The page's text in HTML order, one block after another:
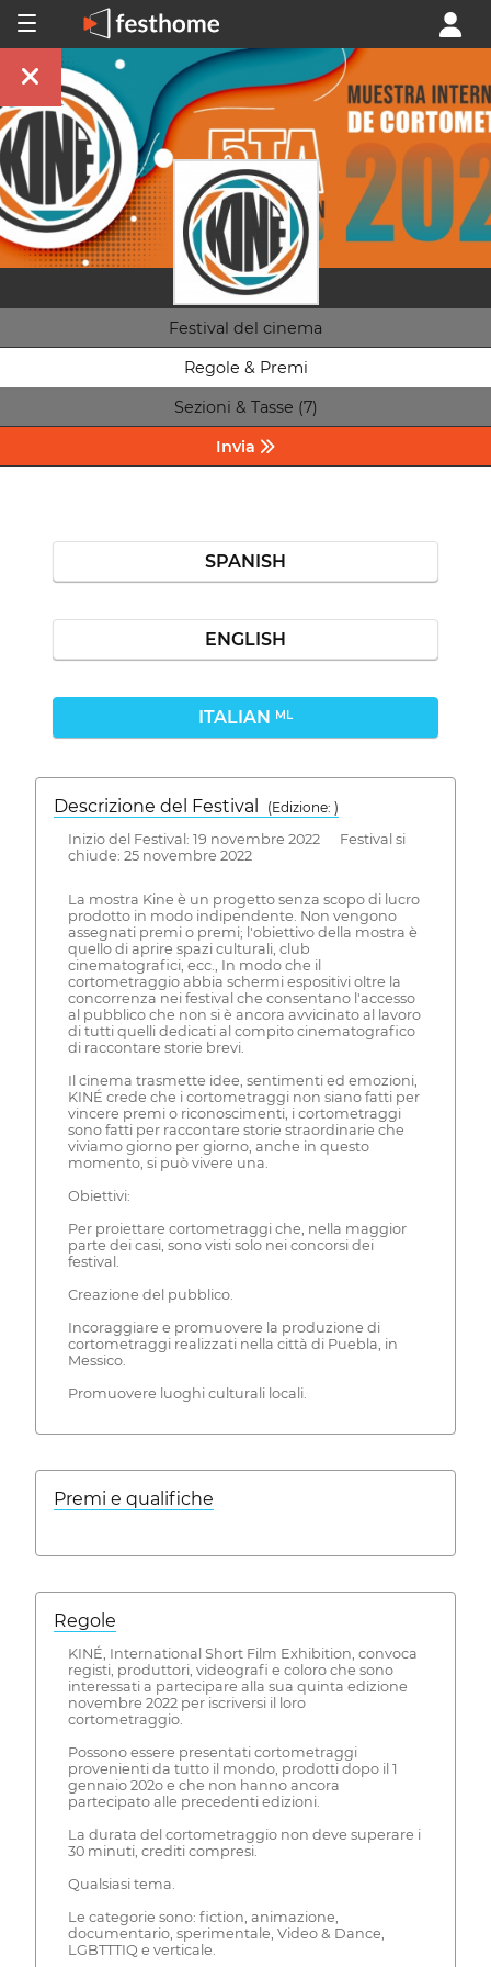
Festival del cinema
Regole & Premi
Sezioni & Tasse (7)
Invia
SPANISH
ENGLISH
ITALIAN ML
Descrizione del Festival
( Edizione: )
Inizio del Festival: 19 novembre 2022 Festival si
chiude: 25 novembre 2022
La mostra Kine è un progetto senza scopo di lucro
prodotto in modo indipendente. Non vengono
assegnati premi o premi; l'obiettivo della mostra è
quello di aprire spazi culturali, club
cinematografici, ecc., In modo che il
cortometraggio abbia schermi espositivi oltre la
concorrenza nei festival che consentano l'accesso
al pubblico che non si è ancora avvicinato al lavoro
di tutti quelli dedicati al compito cinematografico
di raccontare storie brevi.
Il cinema trasmette idee, sentimenti ed emozioni,
KINÉ crede che i cortometraggi non siano fatti per
vincere premi o riconoscimenti, i cortometraggi
sono fatti per raccontare storie straordinarie che
viviamo giorno per giorno, anche in questo
momento, si può vivere una.
Obiettivi:
Per proiettare cortometraggi che, nella maggior
parte dei casi, sono visti solo nei concorsi dei
festival.
Creazione del pubblico.
Incoraggiare e promuovere la produzione di
cortometraggi realizzati nella città di Puebla, in
Messico.
Promuovere luoghi culturali locali.
Premi e qualifiche
Regole
KINÉ, International Short Film Exhibition, convoca
registi, produttori, videografi e coloro che sono
interessati a partecipare alla sua quinta edizione
novembre 2022 per iscriversi il loro
cortometraggio.
Possono essere presentati cortometraggi
provenienti da tutto il mondo, prodotti dopo il 1
gennaio 202o e che non hanno ancora
partecipato alle precedenti edizioni.
La durata del cortometraggio non deve superare i
30 minuti, crediti compresi.
Qualsiasi tema.
Le categorie sono: fiction, animazione,
documentario, sperimentale, Video & Dance,
LGBTTTIQ e verticale.